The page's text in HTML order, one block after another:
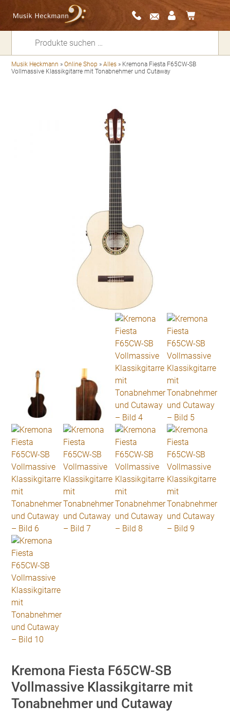
Musik Heckmann »Online Shop »Alles » Kremona Fiesta F65CW-SB
Vollmassive Klassikgitarre mit Tonabnehmer und Cutaway
Kremona Fiesta F65CW-SB
Vollmassive Klassikgitarre mit
Tonabnehmer und Cutaway